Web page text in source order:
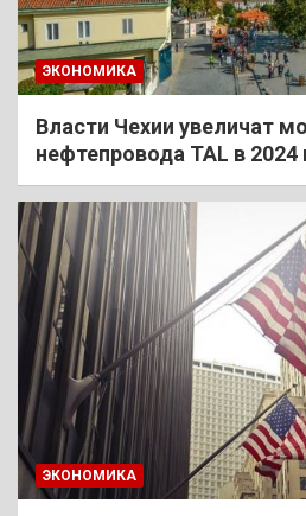
ЭКОНОМИКА
Власти Чехии увеличат
нефтепровода TAL в 2024
ЭКОНОМИКА